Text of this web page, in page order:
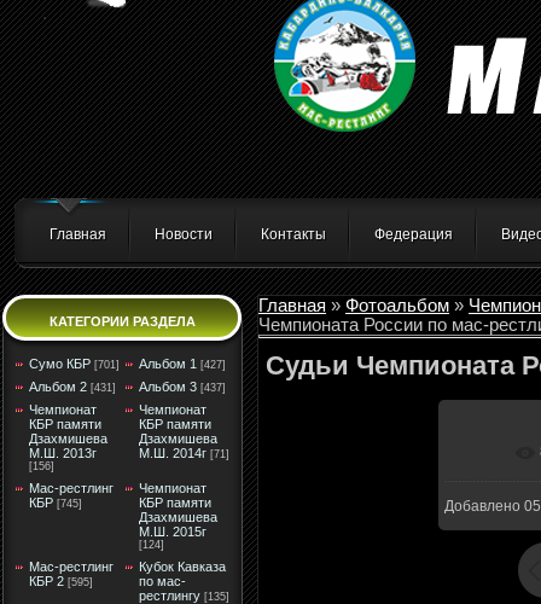
Главная Новости Контакты Федерация
КАТЕГОРИИ РАЗДЕЛА
Сумо КБР [701] Альбом 1 [427]
Альбом 2 [431] Альбом 3 [437]
Чемпионат
КБР памяти
Дзахмишева
М.Ш. 2013г
[156]
Чемпионат
КБР памяти
Дзахмишева
М.Ш. 2014г [71]
Мас-рестлинг
КБР [745]
Чемпионат
КБР памяти
Дзахмишева
М.Ш. 2015г
[124]
Мас-рестлинг
КБР 2 [595]
Кубок Кавказа
по мас-
рестлингу [135]
Главная » Фотоальбом »
Чемпионата России по мас-
Судьи Чемпионата
В
Добавлено